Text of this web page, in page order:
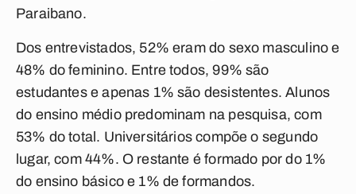
Paraibano.
Dos entrevistados, 52% eram do sexo masculino e
48% do feminino. Entre todos, 99% são
estudantes e apenas 1% são desistentes. Alunos
do ensino médio predominam na pesquisa, com
53% do total. Universitários compõe o segundo
lugar, com 44%. O restante é formado por do 1%
do ensino básico e 1% de formandos.